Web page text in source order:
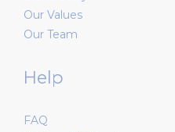
Our Values
Our Team
Help
FAQ